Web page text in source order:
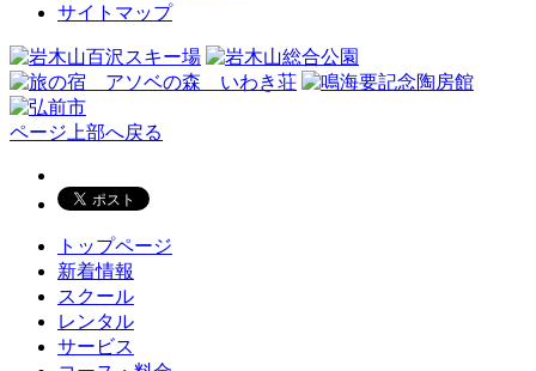
サイトマップ
ページ上部へ戻る
トップページ
新着情報
スクール
レンタル
サービス